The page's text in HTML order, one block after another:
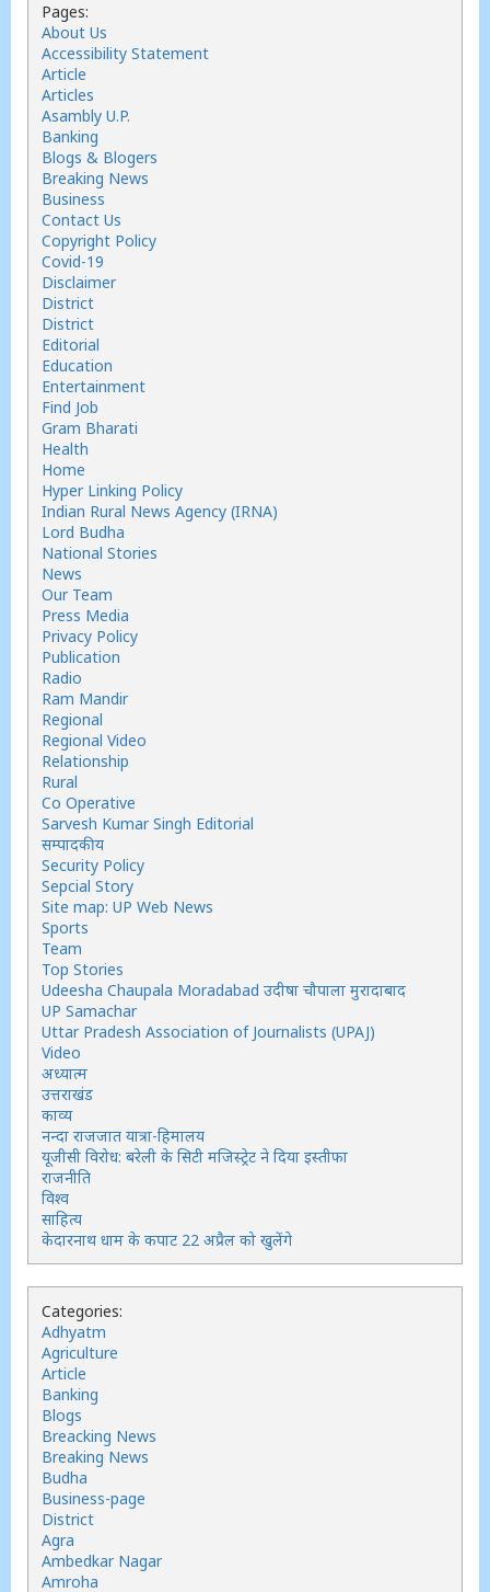
Pages:
About Us
Accessibility Statement
Article
Articles
Asambly U.P.
Banking
Blogs & Blogers
Breaking News
Business
Contact Us
Copyright Policy
Covid-19
Disclaimer
District
District
Editorial
Education
Entertainment
Find Job
Gram Bharati
Health
Home
Hyper Linking Policy
Indian Rural News Agency (IRNA)
Lord Budha
National Stories
News
Our Team
Press Media
Privacy Policy
Publication
Radio
Ram Mandir
Regional
Regional Video
Relationship
Rural
Co Operative
Sarvesh Kumar Singh Editorial
सम्पादकीय
Security Policy
Sepcial Story
Site map: UP Web News
Sports
Team
Top Stories
Udeesha Chaupala Moradabad उदीषा चौपाला मुरादाबाद
UP Samachar
Uttar Pradesh Association of Journalists (UPAJ)
Video
अध्यात्म
उत्तराखंड
काव्य
नन्दा राजजात यात्रा-हिमालय
यूजीसी विरोध: बरेली के सिटी मजिस्ट्रेट ने दिया इस्तीफा
राजनीति
विश्व
साहित्य
केदारनाथ धाम के कपाट 22 अप्रैल को खुलेंगे
Categories:
Adhyatm
Agriculture
Article
Banking
Blogs
Breacking News
Breaking News
Budha
Business-page
District
Agra
Ambedkar Nagar
Amroha